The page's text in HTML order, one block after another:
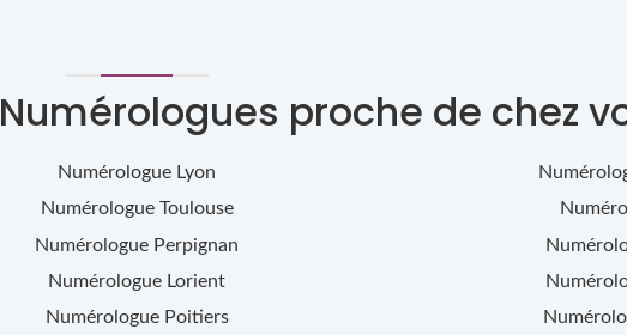
proche de chez
Numérologue Lyon
Numérologue Toulouse
Numérologue Perpignan
Numérologue Lorient
Numérologue Poitiers